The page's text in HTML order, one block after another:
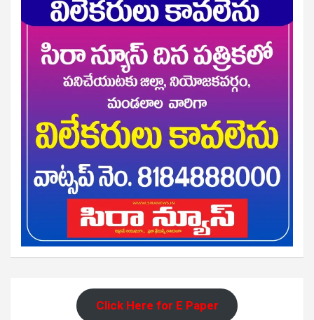
Click Here for E Paper